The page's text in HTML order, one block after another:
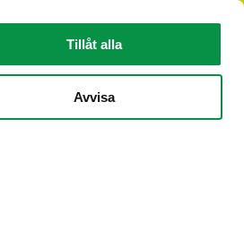
Tillåt alla
Avvisa
SV
OM REKA